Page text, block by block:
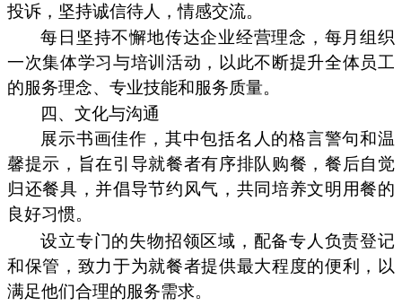
投诉，坚持诚信待人，情感交流。
每日坚持不懈地传达企业经营理念，每月组织
一次集体学习与培训活动，以此不断提升全体员工
的服务理念、专业技能和服务质量。
四、文化与沟通
展示书画佳作，其中包括名人的格言警句和温
馨提示，旨在引导就餐者有序排队购餐，餐后自觉
归还餐具，并倡导节约风气，共同培养文明用餐的
良好习惯。
设立专门的失物招领区域，配备专人负责登记
和保管，致力于为就餐者提供最大程度的便利，以
满足他们合理的服务需求。